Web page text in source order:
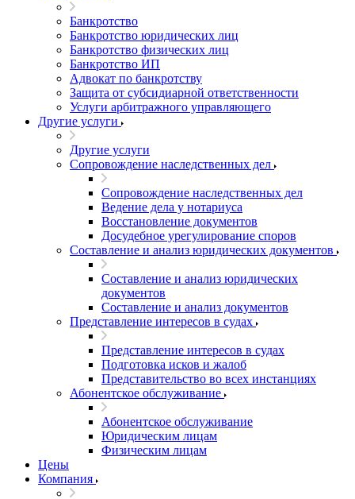
Банкротство
Банкротство юридических лиц
Банкротство физических лиц
Банкротство ИП
Адвокат по банкротству
Защита от субсидиарной ответственности
Услуги арбитражного управляющего
Другие услуги
Другие услуги
Сопровождение наследственных дел
Сопровождение наследственных дел
Ведение дела у нотариуса
Восстановление документов
Досудебное урегулирование споров
Составление и анализ юридических документов
Составление и анализ юридических
документов
Составление и анализ документов
Представление интересов в судах
Представление интересов в судах
Подготовка исков и жалоб
Представительство во всех инстанциях
Абонентское обслуживание
Абонентское обслуживание
Юридическим лицам
Физическим лицам
Цены
Компания